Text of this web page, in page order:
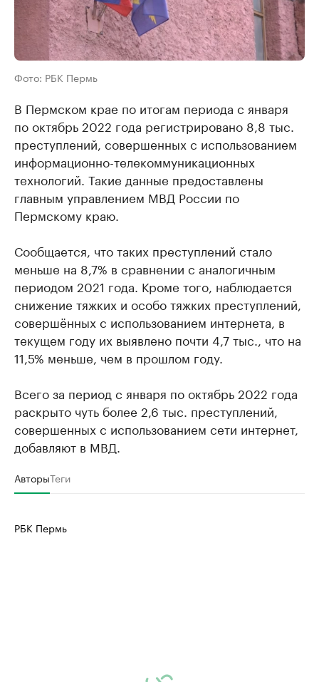
Фото: РБК Пермь
В Пермском крае по итогам периода с января
по октябрь 2022 года регистрировано 8,8 тыс.
преступлений, совершенных с использованием
информационно-телекоммуникационных
технологий. Такие данные предоставлены
главным управлением МВД России по
Пермскому краю.
Сообщается, что таких преступлений стало
меньше на 8,7% в сравнении с аналогичным
периодом 2021 года. Кроме того, наблюдается
снижение тяжких и особо тяжких преступлений,
совершённых с использованием интернета, в
текущем году их выявлено почти 4,7 тыс., что на
11,5% меньше, чем в прошлом году.
Всего за период с января по октябрь 2022 года
раскрыто чуть более 2,6 тыс. преступлений,
совершенных с использованием сети интернет,
добавляют в МВД.
АвторыТеги
РБК Пермь